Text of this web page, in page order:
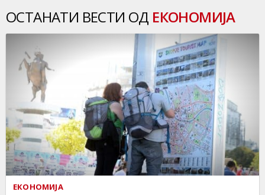
ОСТАНАТИ ВЕСТИ ОД ЕКОНОМИЈА
ЕКОНОМИЈА